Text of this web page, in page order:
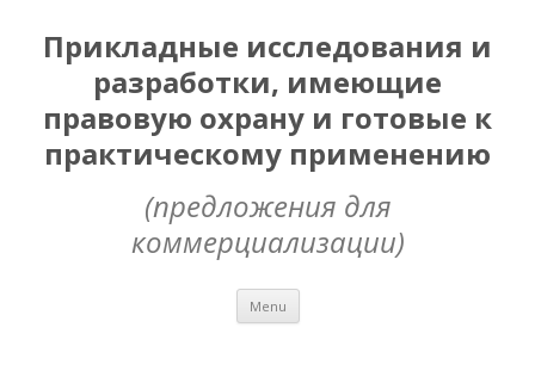
Прикладные исследования и
разработки, имеющие
правовую охрану и готовые к
практическому применению
(предложения для
коммерциализации)
Menu Skip
content